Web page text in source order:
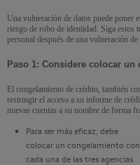
Una vulneración de datos puede poner
riesgo de robo de identidad. Siga estos
personal después de una vulneración de
Paso 1: Considere colocar
El congelamiento de crédito, también
restringir el acceso a su informe de
nuevas cuentas a su nombre de forma
Para ser más eficaz, debe
colocar un congelamiento con
cada una de las tres agencias